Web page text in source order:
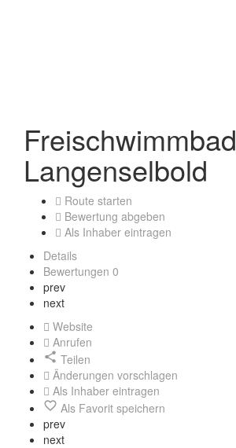
Freischwimmbad
Langenselbold
Route starten
Bewertung abgeben
Als Inhaber eintragen
Details
Bewertungen 0
prev
next
Website
Anrufen
Teilen
Änderungen vorschlagen
Als Inhaber eintragen
Als Favorit speichern
prev
next